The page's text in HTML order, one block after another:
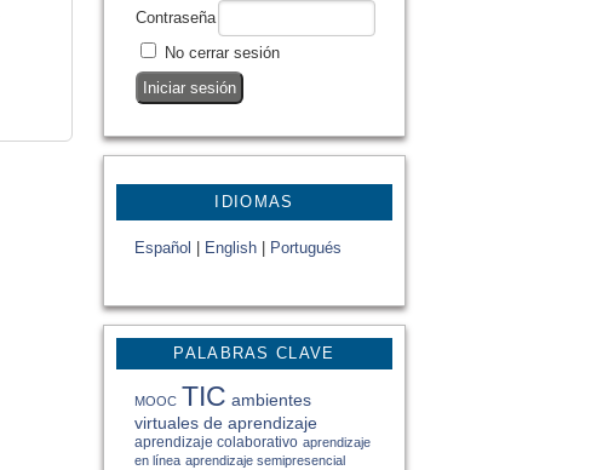
Contraseña
No cerrar sesión
IDIOMAS
Español English Portugués
PALABRAS CLAVE
MOOC TIC ambientes
virtuales de aprendizaje
aprendizaje colaborativo aprendizaje
en línea aprendizaje semipresencial